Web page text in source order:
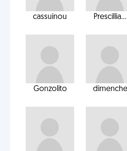
cassuinou Prescillia...
Gonzolito dimenche